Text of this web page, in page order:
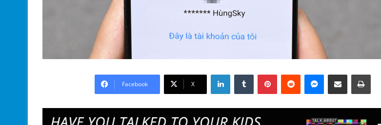
Facebook X
LinkedInTumblr PinterestReddit Messenger
Share via Email Print